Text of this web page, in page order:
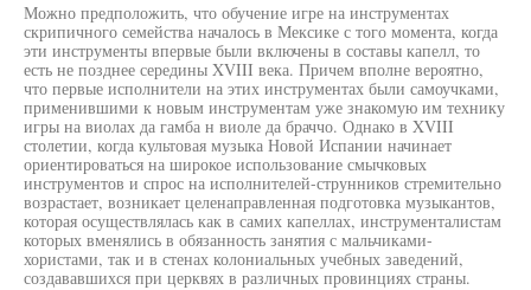
Можно предположить, что обучение игре на инструментах
скрипичного семейства началось в Мексике с того момента, когда
эти инструменты впервые были включены в составы капелл, то
есть не позднее середины XVIII века. Причем вполне вероятно,
что первые исполнители на этих инструментах были самоучками,
применившими к новым инструментам уже знакомую им технику
игры на виолах да гамба н виоле да браччо. Однако в XVIII
столетии, когда культовая музыка Новой Испании начинает
ориентироваться на широкое использование смычковых
инструментов и спрос на исполнителей-струнников стремительно
возрастает, возникает целенаправленная подготовка музыкантов,
которая осуществлялась как в самих капеллах, инструменталистам
которых вменялись в обязанность занятия с мальчиками-
хористами, так и в стенах колониальных учебных заведений,
создававшихся при церквях в различных провинциях страны.